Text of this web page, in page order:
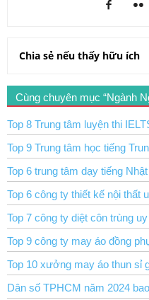
Chia sẻ nếu thấy hữu ích
Cùng chuyên mục “Ngành
Top 8 Trung tâm luyện thi
Top 9 Trung tâm học tiếng
Top 6 trung tâm dạy tiếng
Top 6 công ty thiết kế nội thất
Top 7 công ty diệt côn trùng
Top 9 công ty may áo đồng
Top 10 xưởng may áo thun sỉ
Dân số TPHCM năm 2024